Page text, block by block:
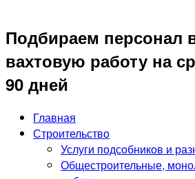
Подбираем персонал
вахтовую работу на
90 дней
Главная
Строительство
Услуги подсобников и
Общестроительные,